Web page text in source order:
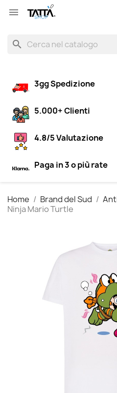

search
3gg Spedizione
5.000+ Clienti
4.8/5 Valutazione
Paga in 3 o più rate
Home Brand del Sud
Ninja Mario Turtle